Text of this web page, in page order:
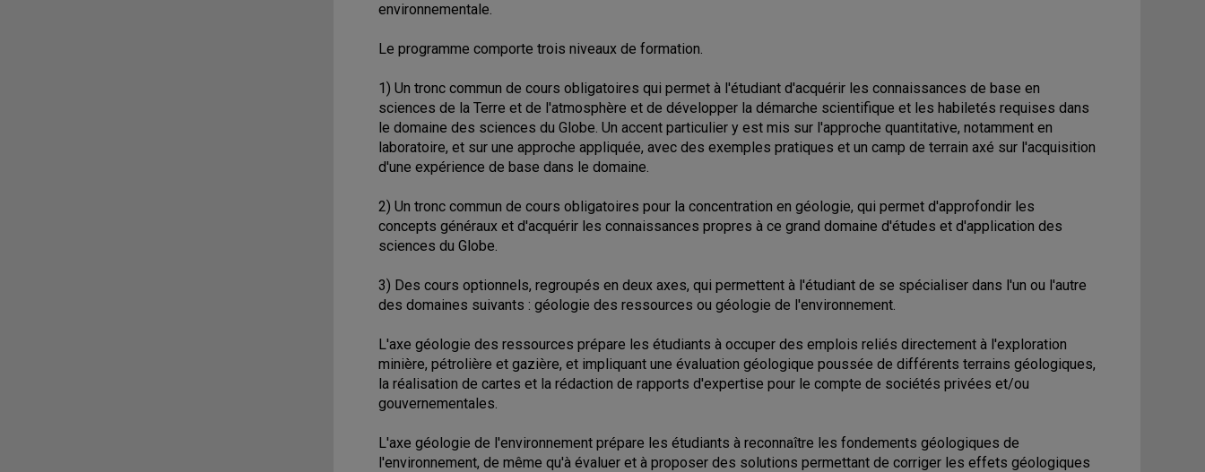
environnementale.
Le programme comporte trois niveaux de formation.
1) Un tronc commun de cours obligatoires qui permet à l'étudiant d'acquérir les connaissances de base en
sciences de la Terre et de l'atmosphère et de développer la démarche scientifique et les habiletés requises dans
le domaine des sciences du Globe. Un accent particulier y est mis sur l'approche quantitative, notamment en
laboratoire, et sur une approche appliquée, avec des exemples pratiques et un camp de terrain axé sur l'acquisition
d'une expérience de base dans le domaine.
2) Un tronc commun de cours obligatoires pour la concentration en géologie, qui permet d'approfondir les
concepts généraux et d'acquérir les connaissances propres à ce grand domaine d'études et d'application des
sciences du Globe.
3) Des cours optionnels, regroupés en deux axes, qui permettent à l'étudiant de se spécialiser dans l'un ou l'autre
des domaines suivants : géologie des ressources ou géologie de l'environnement.
L'axe géologie des ressources prépare les étudiants à occuper des emplois reliés directement à l'exploration
minière, pétrolière et gazière, et impliquant une évaluation géologique poussée de différents terrains géologiques,
la réalisation de cartes et la rédaction de rapports d'expertise pour le compte de sociétés privées et/ou
gouvernementales.
L'axe géologie de l'environnement prépare les étudiants à reconnaître les fondements géologiques de
l'environnement, de même qu'à évaluer et à proposer des solutions permettant de corriger les effets géologiques